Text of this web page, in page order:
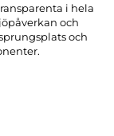
i hela
och
och